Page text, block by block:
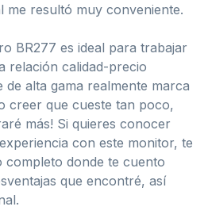
me resultó muy conveniente.
BR277 es ideal para trabajar
relación calidad-precio
alta gama realmente marca
creer que cueste tan poco,
más! Si quieres conocer
con este monitor, te
donde te cuento
que encontré, así